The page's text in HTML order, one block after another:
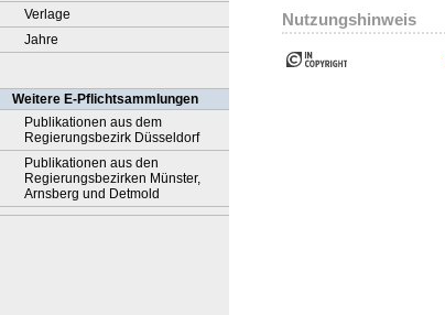
Verlage
Jahre
Weitere E-Pflichtsammlungen
Publikationen aus dem
Regierungsbezirk Düsseldorf
Publikationen aus den
Regierungsbezirken Münster,
Arnsberg und Detmold
Nutzungshinweis